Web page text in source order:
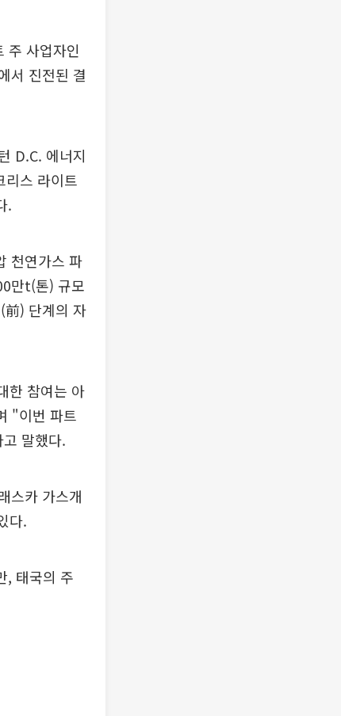
주 사업자인
서 진전된 결
D.C. 에너지
리스 라이트
.
천연가스 파
만t(톤) 규모
前) 단계의 자
한 참여는 아
"이번 파트
말했다.
스카 가스개
다.
, 태국의 주